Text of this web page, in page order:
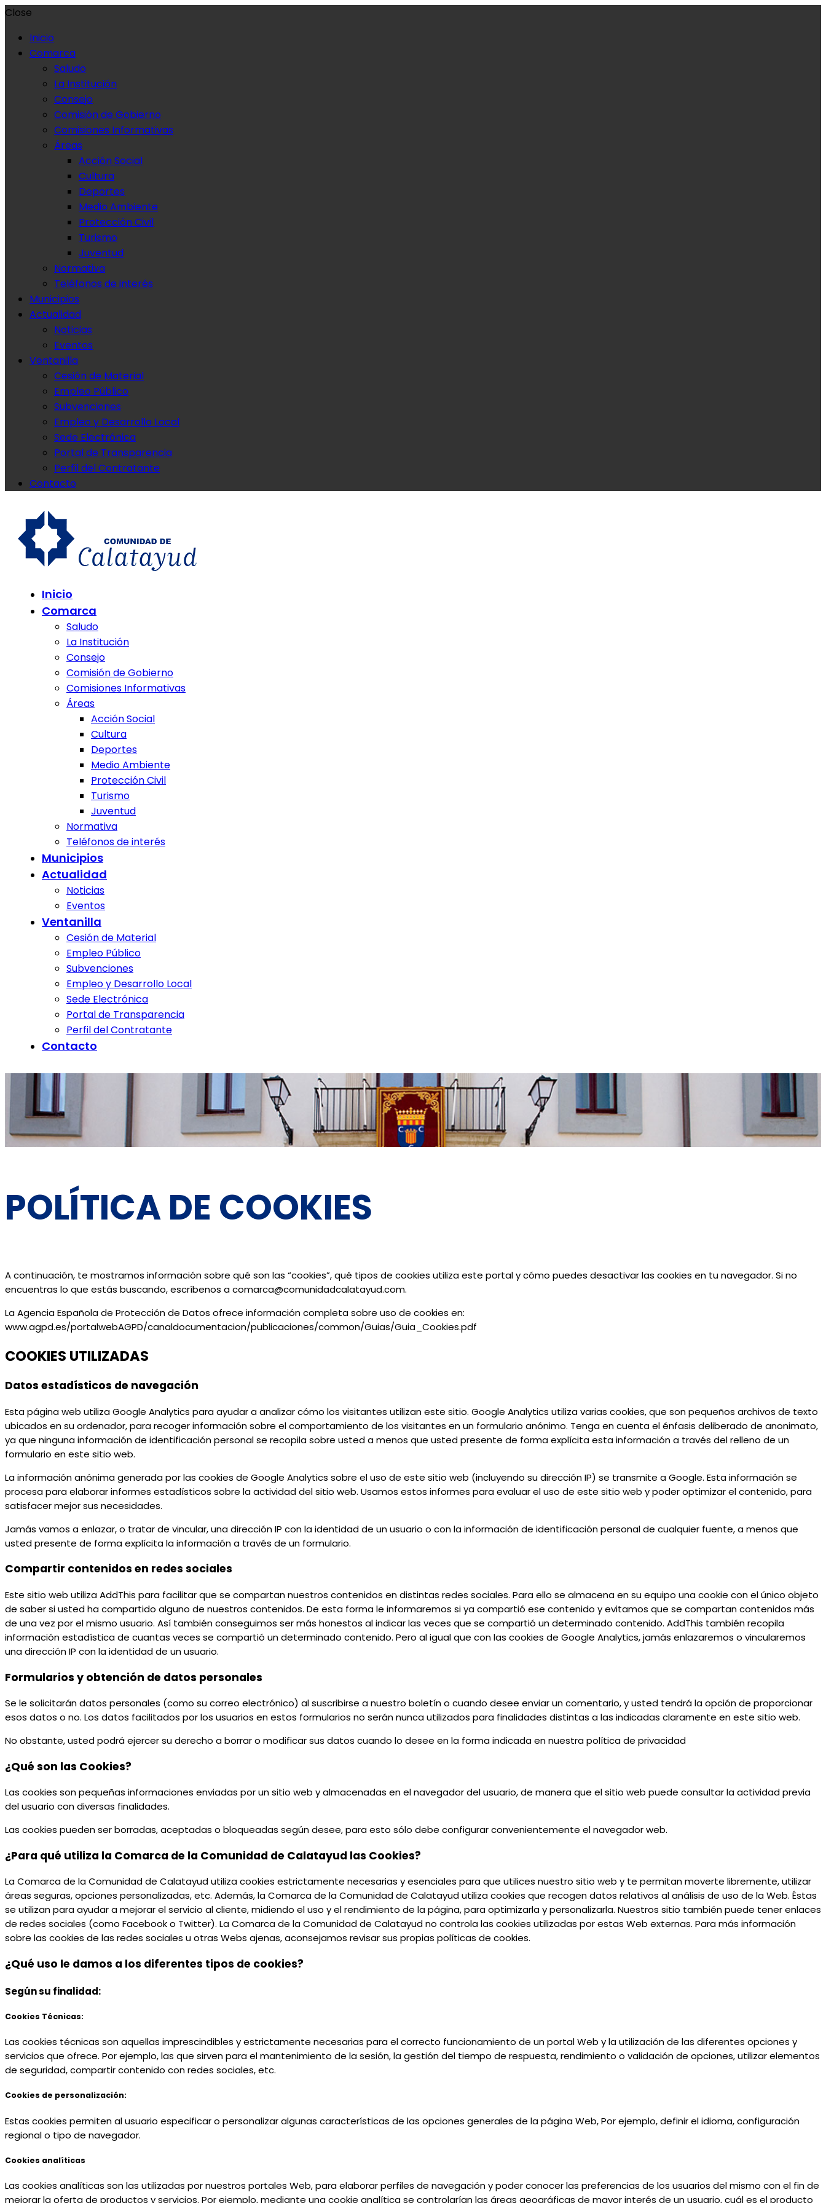
Close
Inicio
Comarca
Saludo
La Institución
Consejo
Comisión de Gobierno
Comisiones Informativas
Áreas
Acción Social
Cultura
Deportes
Medio Ambiente
Protección Civil
Turismo
Juventud
Normativa
Teléfonos de interés
Municipios
Actualidad
Noticias
Eventos
Ventanilla
Cesión de Material
Empleo Público
Subvenciones
Empleo y Desarrollo Local
Sede Electrónica
Portal de Transparencia
Perfil del Contratante
Contacto
Comunidad de Calatayud
Comunidad de Calatayud
Inicio
Comarca
Saludo
La Institución
Consejo
Comisión de Gobierno
Comisiones Informativas
Áreas
Acción Social
Cultura
Deportes
Medio Ambiente
Protección Civil
Turismo
Juventud
Normativa
Teléfonos de interés
Municipios
Actualidad
Noticias
Eventos
Ventanilla
Cesión de Material
Empleo Público
Subvenciones
Empleo y Desarrollo Local
Sede Electrónica
Portal de Transparencia
Perfil del Contratante
Contacto
POLÍTICA DE COOKIES
A continuación, te mostramos información sobre qué son las “cookies”, qué tipos de cookies utiliza este portal y cómo puedes desactivar las cookies en tu navegador. Si no
encuentras lo que estás buscando, escríbenos a comarca@comunidadcalatayud.com.
La Agencia Española de Protección de Datos ofrece información completa sobre uso de cookies en:
www.agpd.es/portalwebAGPD/canaldocumentacion/publicaciones/common/Guias/Guia_Cookies.pdf
COOKIES UTILIZADAS
Datos estadísticos de navegación
Esta página web utiliza Google Analytics para ayudar a analizar cómo los visitantes utilizan este sitio. Google Analytics utiliza varias cookies, que son pequeños archivos de texto
ubicados en su ordenador, para recoger información sobre el comportamiento de los visitantes en un formulario anónimo. Tenga en cuenta el énfasis deliberado de anonimato,
ya que ninguna información de identificación personal se recopila sobre usted a menos que usted presente de forma explícita esta información a través del relleno de un
formulario en este sitio web.
La información anónima generada por las cookies de Google Analytics sobre el uso de este sitio web (incluyendo su dirección IP) se transmite a Google. Esta información se
procesa para elaborar informes estadísticos sobre la actividad del sitio web. Usamos estos informes para evaluar el uso de este sitio web y poder optimizar el contenido, para
satisfacer mejor sus necesidades.
Jamás vamos a enlazar, o tratar de vincular, una dirección IP con la identidad de un usuario o con la información de identificación personal de cualquier fuente, a menos que
usted presente de forma explícita la información a través de un formulario.
Compartir contenidos en redes sociales
Este sitio web utiliza AddThis para facilitar que se compartan nuestros contenidos en distintas redes sociales. Para ello se almacena en su equipo una cookie con el único objeto
de saber si usted ha compartido alguno de nuestros contenidos. De esta forma le informaremos si ya compartió ese contenido y evitamos que se compartan contenidos más
de una vez por el mismo usuario. Así también conseguimos ser más honestos al indicar las veces que se compartió un determinado contenido. AddThis también recopila
información estadística de cuantas veces se compartió un determinado contenido. Pero al igual que con las cookies de Google Analytics, jamás enlazaremos o vincularemos
una dirección IP con la identidad de un usuario.
Formularios y obtención de datos personales
Se le solicitarán datos personales (como su correo electrónico) al suscribirse a nuestro boletín o cuando desee enviar un comentario, y usted tendrá la opción de proporcionar
esos datos o no. Los datos facilitados por los usuarios en estos formularios no serán nunca utilizados para finalidades distintas a las indicadas claramente en este sitio web.
No obstante, usted podrá ejercer su derecho a borrar o modificar sus datos cuando lo desee en la forma indicada en nuestra política de privacidad
¿Qué son las Cookies?
Las cookies son pequeñas informaciones enviadas por un sitio web y almacenadas en el navegador del usuario, de manera que el sitio web puede consultar la actividad previa
del usuario con diversas finalidades.
Las cookies pueden ser borradas, aceptadas o bloqueadas según desee, para esto sólo debe configurar convenientemente el navegador web.
¿Para qué utiliza la Comarca de la Comunidad de Calatayud las Cookies?
La Comarca de la Comunidad de Calatayud utiliza cookies estrictamente necesarias y esenciales para que utilices nuestro sitio web y te permitan moverte libremente, utilizar
áreas seguras, opciones personalizadas, etc. Además, la Comarca de la Comunidad de Calatayud utiliza cookies que recogen datos relativos al análisis de uso de la Web. Éstas
se utilizan para ayudar a mejorar el servicio al cliente, midiendo el uso y el rendimiento de la página, para optimizarla y personalizarla. Nuestros sitio también puede tener enlaces
de redes sociales (como Facebook o Twitter). La Comarca de la Comunidad de Calatayud no controla las cookies utilizadas por estas Web externas. Para más información
sobre las cookies de las redes sociales u otras Webs ajenas, aconsejamos revisar sus propias políticas de cookies.
¿Qué uso le damos a los diferentes tipos de cookies?
Según su finalidad:
Cookies Técnicas:
Las cookies técnicas son aquellas imprescindibles y estrictamente necesarias para el correcto funcionamiento de un portal Web y la utilización de las diferentes opciones y
servicios que ofrece. Por ejemplo, las que sirven para el mantenimiento de la sesión, la gestión del tiempo de respuesta, rendimiento o validación de opciones, utilizar elementos
de seguridad, compartir contenido con redes sociales, etc.
Cookies de personalización:
Estas cookies permiten al usuario especificar o personalizar algunas características de las opciones generales de la página Web, Por ejemplo, definir el idioma, configuración
regional o tipo de navegador.
Cookies analíticas
Las cookies analíticas son las utilizadas por nuestros portales Web, para elaborar perfiles de navegación y poder conocer las preferencias de los usuarios del mismo con el fin de
mejorar la oferta de productos y servicios. Por ejemplo, mediante una cookie analítica se controlarían las áreas geográficas de mayor interés de un usuario, cuál es el producto